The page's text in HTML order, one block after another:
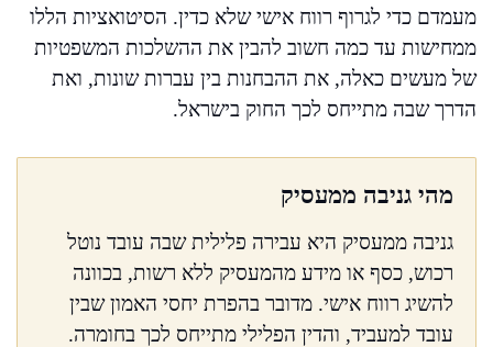
מעמדם כדי לגרוף רווח אישי שלא כדין. הסיטואציות הללו
ממחישות עד כמה חשוב להבין את ההשלכות המשפטיות
של מעשים כאלה, את ההבחנות בין עברות שונות, ואת
הדרך שבה מתייחס לכך החוק בישראל.
מהי גניבה ממעסיק
גניבה ממעסיק היא עבירה פלילית שבה עובד נוטל
רכוש, כסף או מידע מהמעסיק ללא רשות, בכוונה
להשיג רווח אישי. מדובר בהפרת יחסי האמון שבין
עובד למעביד, והדין הפלילי מתייחס לכך בחומרה.